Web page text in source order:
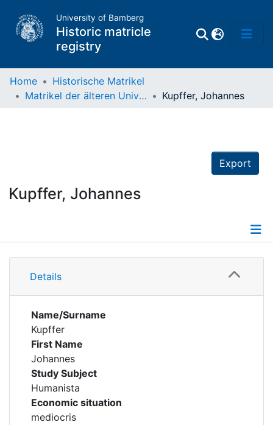
University of Bamberg
Historic matricle
registry
Home
Historische Matrikel
Matrikel der älteren Universität
Kupffer, Johannes
Export
Kupffer, Johannes
Details
Details
Name/Surname
Kupffer
First Name
Johannes
Study Subject
Humanista
Economic situation
mediocris